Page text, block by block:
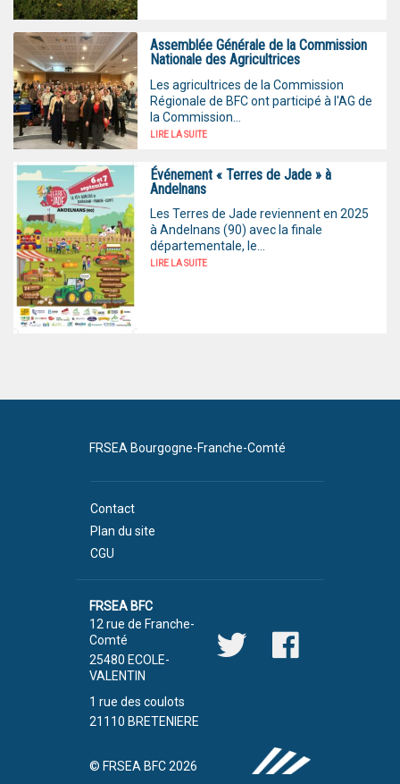
Assemblée Générale de la Commission
Nationale des Agricultrices
Les agricultrices de la Commission
Régionale de BFC ont participé à l'AG de
la Commission...
LIRE LA SUITE
Événement « Terres de Jade » à
Andelnans
Les Terres de Jade reviennent en 2025
à Andelnans (90) avec la finale
départementale, le...
LIRE LA SUITE
FRSEA Bourgogne-Franche-Comté
Contact
Plan du site
CGU
FRSEA BFC
12 rue de Franche-
Comté
25480 ECOLE-
VALENTIN
1 rue des coulots
21110 BRETENIERE
© FRSEA BFC 2026